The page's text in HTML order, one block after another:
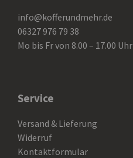
info@kofferundmehr.de
06327 976 79 38
Mo bis Fr von 8.00 – 17.00 Uhr
Service
Versand & Lieferung
Widerruf
Kontaktformular